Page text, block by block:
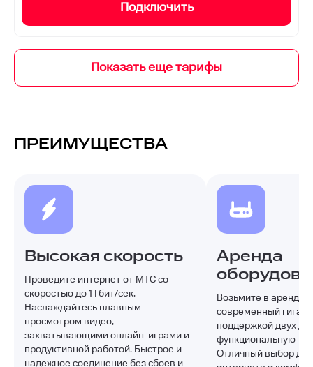
Подключить
ПРЕИМУЩЕСТВА
Высокая скорость
Проведите интернет от МТС со
скоростью до 1 Гбит/сек.
Наслаждайтесь плавным
просмотром видео,
захватывающими онлайн-играми и
продуктивной работой. Быстрое и
надежное соединение без сбоев и
Аренда
Возьмите в аренду
современный
поддержкой двух
функциональную
Отличный выбор для